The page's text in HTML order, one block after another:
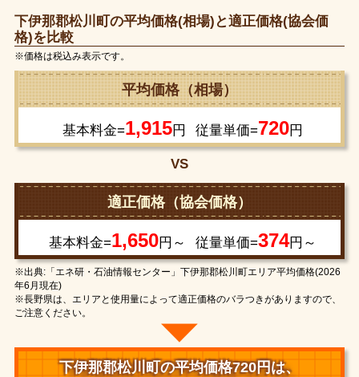
下伊那郡松川町の平均価格(相場)と適正価格(協会価
格)を比較
※価格は税込み表示です。
平均価格（相場）
基本料金=1,915円 従量単価=720円
VS
適正価格（協会価格）
基本料金=1,650円～ 従量単価=374円～
※出典:「エネ研・石油情報センター」下伊那郡松川町エリア平均価格(2026
年6月現在)
※長野県は、エリアと使用量によって適正価格のバラつきがありますので、
ご注意ください。
下伊那郡松川町の平均価格720円は、